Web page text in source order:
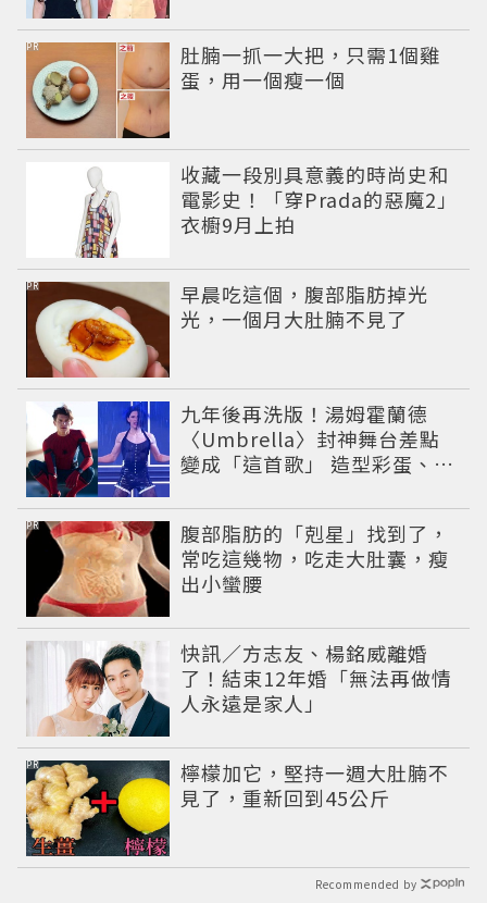
肚腩一抓一大把，只需1個雞
蛋，用一個瘦一個
PR
收藏一段別具意義的時尚史和
電影史！「穿Prada的惡魔2」
衣櫥9月上拍
早晨吃這個，腹部脂肪掉光
光，一個月大肚腩不見了
PR
九年後再洗版！湯姆霍蘭德
〈Umbrella〉封神舞台差點
變成「這首歌」 造型彩蛋、暖
腹部脂肪的「剋星」找到了，
常吃這幾物，吃走大肚囊，瘦
出小蠻腰
PR
快訊／方志友、楊銘威離婚
了！結束12年婚「無法再做情
人永遠是家人」
檸檬加它，堅持一週大肚腩不
見了，重新回到45公斤
PR
Recommended by